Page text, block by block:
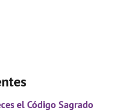
el Código Sagrado